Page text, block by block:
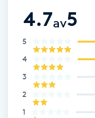
Gellack med förstärkning
Gravidmassage
Gravidyoga
Gruppträning
4.7av5
5
4
3
2
1